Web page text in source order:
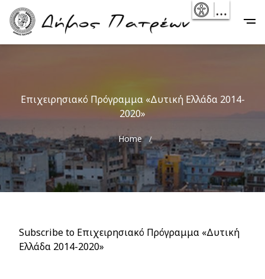
Skip
main
Main
navigation
Επιχειρησιακό Πρόγραμμα «Δυτική Ελλάδα 2014-
2020»
Breadcrumb
Home
Subscribe to Επιχειρησιακό Πρόγραμμα «Δυτική
Ελλάδα 2014-2020»